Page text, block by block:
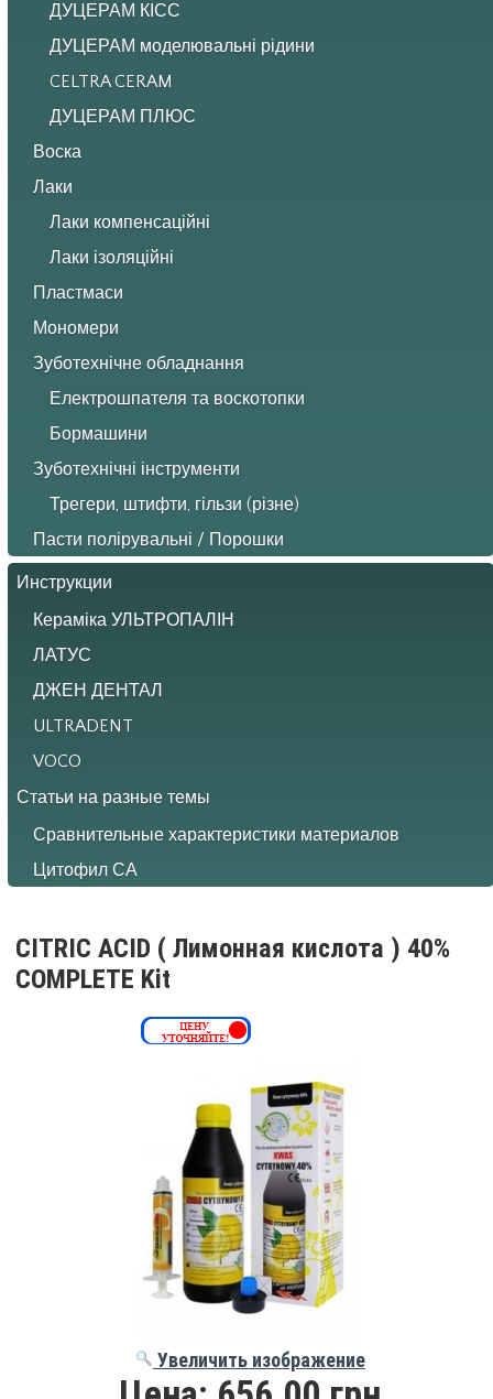
ДУЦЕРАМ КІСС
ДУЦЕРАМ моделювальні рідини
CELTRA CERAM
ДУЦЕРАМ ПЛЮС
Воска
Лаки
Лаки компенсаційні
Лаки ізоляційні
Пластмаси
Мономери
Зуботехнічне обладнання
Електрошпателя та воскотопки
Бормашини
Зуботехнічні інструменти
Трегери, штифти, гільзи (різне)
Пасти полірувальні / Порошки
Инструкции
Кераміка УЛЬТРОПАЛІН
ЛАТУС
ДЖЕН ДЕНТАЛ
ULTRADENT
VOCO
Статьи на разные темы
Сравнительные характеристики материалов
Цитофил СА
CITRIC ACID ( Лимонная кислота ) 40%
COMPLETE Kit
Увеличить изображение